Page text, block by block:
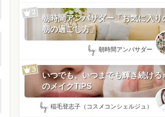
朝時間アンバサダー「お気に入り
朝の過ごし方」
by: 朝時間アンバサダー
いつでも、いつまでも輝き続ける
のメイクTIPS
by: 稲毛登志子（コスメコンシェルジュ）